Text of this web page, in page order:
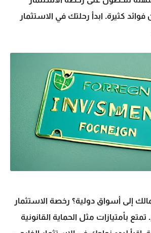
كثيرة. ابدأ رحلتك في الاستثمار
إلى أسواق دولية؟ رخصة الاستثمار
بأمتيازات مثل الحماية القانونية